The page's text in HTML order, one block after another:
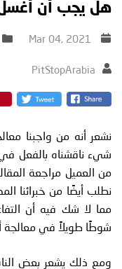
هل يجب أن أغسل
PitStopArabia
نشعر أنه من واجبنا
شيء ناقشناه بالفعل
من العميل مراجعة
نطلب أيضًا من خبرائنا
مما لا شك فيه أن
شوطًا طويلاً في معالجة
ومع ذلك يشعر بعض